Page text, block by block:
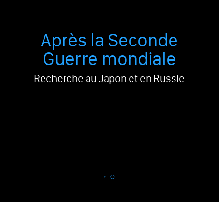
Après la Seconde
Guerre mondiale
Recherche au Japon et en Russie